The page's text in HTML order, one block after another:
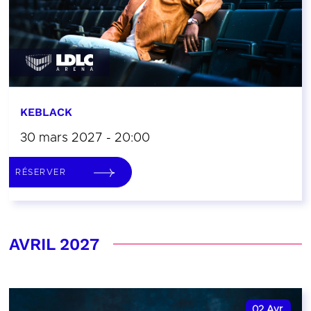
KEBLACK
30 mars 2027 - 20:00
RÉSERVER
AVRIL 2027